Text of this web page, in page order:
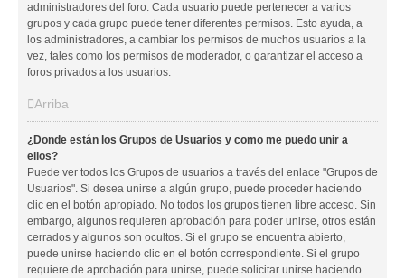
administradores del foro. Cada usuario puede pertenecer a varios
grupos y cada grupo puede tener diferentes permisos. Esto ayuda, a
los administradores, a cambiar los permisos de muchos usuarios a la
vez, tales como los permisos de moderador, o garantizar el acceso a
foros privados a los usuarios.
Arriba
¿Donde están los Grupos de Usuarios y como me puedo unir a
ellos?
Puede ver todos los Grupos de usuarios a través del enlace "Grupos de
Usuarios". Si desea unirse a algún grupo, puede proceder haciendo
clic en el botón apropiado. No todos los grupos tienen libre acceso. Sin
embargo, algunos requieren aprobación para poder unirse, otros están
cerrados y algunos son ocultos. Si el grupo se encuentra abierto,
puede unirse haciendo clic en el botón correspondiente. Si el grupo
requiere de aprobación para unirse, puede solicitar unirse haciendo